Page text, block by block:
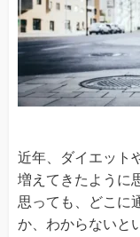
近年、ダイエット
増えてきたように
思っても、どこに
か、わからないと